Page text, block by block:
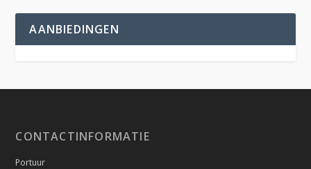
AANBIEDINGEN
CONTACTINFORMATIE
Portuur